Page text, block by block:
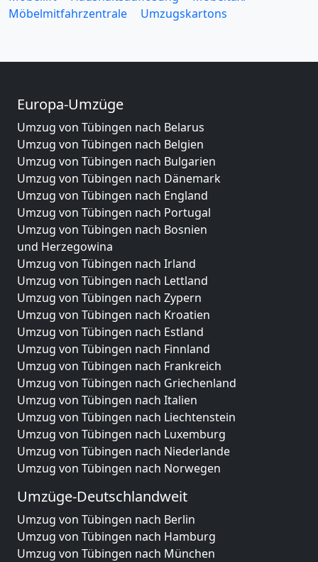
Möbelmitfahrzentrale
Umzugskartons
Europa-Umzüge
Umzug von Tübingen nach Belarus
Umzug von Tübingen nach Belgien
Umzug von Tübingen nach Bulgarien
Umzug von Tübingen nach Dänemark
Umzug von Tübingen nach England
Umzug von Tübingen nach Portugal
Umzug von Tübingen nach Bosnien
und Herzegowina
Umzug von Tübingen nach Irland
Umzug von Tübingen nach Lettland
Umzug von Tübingen nach Zypern
Umzug von Tübingen nach Kroatien
Umzug von Tübingen nach Estland
Umzug von Tübingen nach Finnland
Umzug von Tübingen nach Frankreich
Umzug von Tübingen nach Griechenland
Umzug von Tübingen nach Italien
Umzug von Tübingen nach Liechtenstein
Umzug von Tübingen nach Luxemburg
Umzug von Tübingen nach Niederlande
Umzug von Tübingen nach Norwegen
Umzüge-Deutschlandweit
Umzug von Tübingen nach Berlin
Umzug von Tübingen nach Hamburg
Umzug von Tübingen nach München